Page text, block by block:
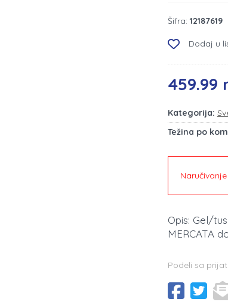
Šifra: 12187619
Dodaj u
459.99
Kategorija:
Težina po
Opis: Gel/
MERCATA
Podeli sa